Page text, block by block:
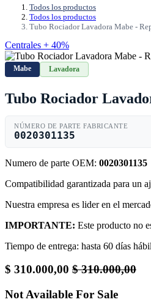
Todos los productos
Todos los productos
Tubo Rociador Lavadora Mabe -
Centrales + 40%
Mabe Lavadora
Tubo Rociador
NÚMERO DE PARTE FABRICANTE
0020301135
Numero de parte OEM: 0020301135
Compatibilidad garantizada para un
Nuestra empresa es lider en el
IMPORTANTE: Este producto no
Tiempo de entrega: hasta 60 días
$ 310.000,00 $310.000,00
Not Available For Sale